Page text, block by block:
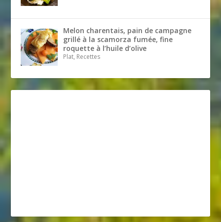
Melon charentais, pain de campagne
grillé à la scamorza fumée, fine
roquette à l’huile d’olive
Plat, Recettes